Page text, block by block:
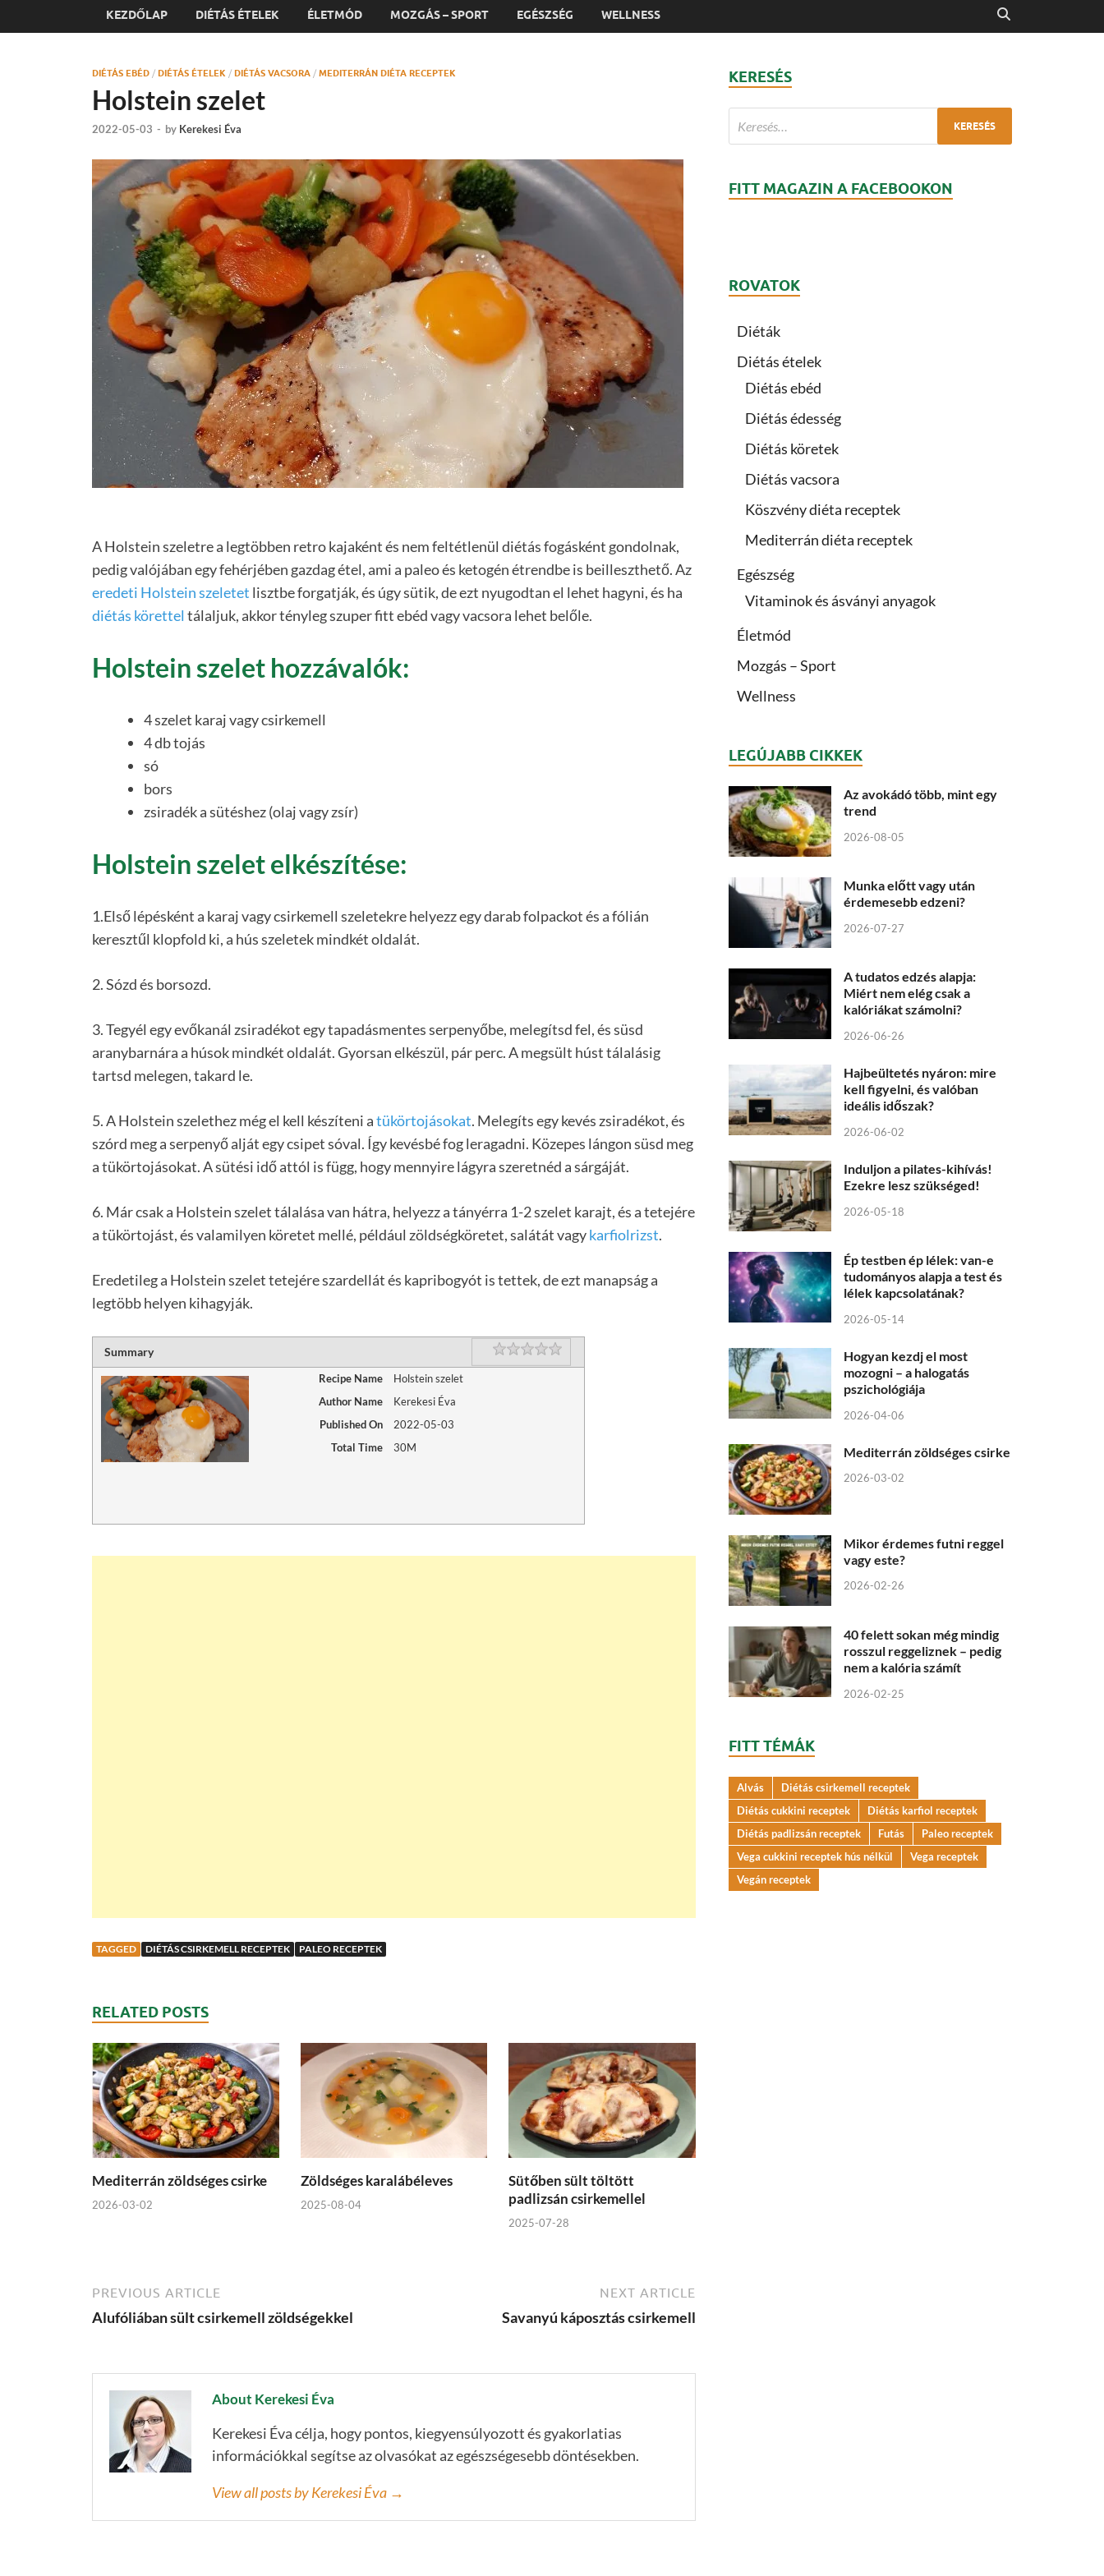
KEZDŐLAP DIÉTÁS ÉTELEK ÉLETMÓD MOZGÁS – SPORT EGÉSZSÉG WELLNESS
DIÉTÁS EBÉD / DIÉTÁS ÉTELEK / DIÉTÁS VACSORA / MEDITERRÁN DIÉTA RECEPTEK
Holstein szelet
2022-05-03 - by Kerekesi Éva
A Holstein szeletre a legtöbben retro kajaként és nem feltétlenül diétás fogásként gondolnak,
pedig valójában egy fehérjében gazdag étel, ami a paleo és ketogén étrendbe is beilleszthető. Az
eredeti Holstein szeletet lisztbe forgatják, és úgy sütik, de ezt nyugodtan el lehet hagyni, és ha
diétás körettel tálaljuk, akkor tényleg szuper fitt ebéd vagy vacsora lehet belőle.
Holstein szelet hozzávalók:
4 szelet karaj vagy csirkemell
4 db tojás
só
bors
zsiradék a sütéshez (olaj vagy zsír)
Holstein szelet elkészítése:
1.Első lépésként a karaj vagy csirkemell szeletekre helyezz egy darab folpackot és a fólián
keresztűl klopfold ki, a hús szeletek mindkét oldalát.
2. Sózd és borsozd.
3. Tegyél egy evőkanál zsiradékot egy tapadásmentes serpenyőbe, melegítsd fel, és süsd
aranybarnára a húsok mindkét oldalát. Gyorsan elkészül, pár perc. A megsült húst tálalásig
tartsd melegen, takard le.
5. A Holstein szelethez még el kell készíteni atükörtojásokat. Melegíts egy kevés zsiradékot, és
szórd meg a serpenyő alját egy csipet sóval. Így kevésbé fog leragadni. Közepes lángon süsd meg
a tükörtojásokat. A sütési idő attól is függ, hogy mennyire lágyra szeretnéd a sárgáját.
6. Már csak a Holstein szelet tálalása van hátra, helyezz a tányérra 1-2 szelet karajt, és a tetejére
a tükörtojást, és valamilyen köretet mellé, például zöldségköretet, salátát vagykarfiolrizst.
Eredetileg a Holstein szelet tetejére szardellát és kapribogyót is tettek, de ezt manapság a
legtöbb helyen kihagyják.
Summary Rating
Recipe Name
Holstein szelet
Author Name
Kerekesi Éva
Published On
2022-05-03
Total Time
30M
TAGGED DIÉTÁS CSIRKEMELL RECEPTEK PALEO RECEPTEK
RELATED POSTS
Mediterrán zöldséges csirke
2026-03-02
Zöldséges karalábéleves
2025-08-04
Sütőben sült töltött
padlizsán csirkemellel
2025-07-28
PREVIOUS ARTICLE
Alufóliában sült csirkemell zöldségekkel
NEXT ARTICLE
Savanyú káposztás csirkemell
About Kerekesi Éva
Kerekesi Éva célja, hogy pontos, kiegyensúlyozott és gyakorlatias
információkkal segítse az olvasókat az egészségesebb döntésekben.
View all posts by Kerekesi Éva →
KERESÉS
FITT MAGAZIN A FACEBOOKON
ROVATOK
Diéták
Diétás ételek
Diétás ebéd
Diétás édesség
Diétás köretek
Diétás vacsora
Köszvény diéta receptek
Mediterrán diéta receptek
Egészség
Vitaminok és ásványi anyagok
Életmód
Mozgás – Sport
Wellness
LEGÚJABB CIKKEK
Az avokádó több, mint egy
trend
2026-08-05
Munka előtt vagy után
érdemesebb edzeni?
2026-07-27
A tudatos edzés alapja:
Miért nem elég csak a
kalóriákat számolni?
2026-06-26
Hajbeültetés nyáron: mire
kell figyelni, és valóban
ideális időszak?
2026-06-02
Induljon a pilates-kihívás!
Ezekre lesz szükséged!
2026-05-18
Ép testben ép lélek: van-e
tudományos alapja a test és
lélek kapcsolatának?
2026-05-14
Hogyan kezdj el most
mozogni – a halogatás
pszichológiája
2026-04-06
Mediterrán zöldséges csirke
2026-03-02
Mikor érdemes futni reggel
vagy este?
2026-02-26
40 felett sokan még mindig
rosszul reggeliznek – pedig
nem a kalória számít
2026-02-25
FITT TÉMÁK
Alvás
Diétás csirkemell receptek
Diétás cukkini receptek
Diétás karfiol receptek
Diétás padlizsán receptek
Futás
Paleo receptek
Vega cukkini receptek hús nélkül
Vega receptek
Vegán receptek